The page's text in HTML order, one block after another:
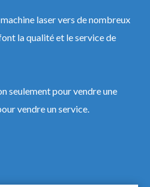
laser vers de nombreux
la qualité et le service de
seulement pour vendre une
vendre un service.